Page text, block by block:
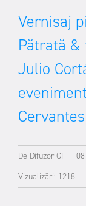
Vernisaj
Pătrată &
Julio
Cervantes
De Difuzor GF |
Vizualizări: 1218